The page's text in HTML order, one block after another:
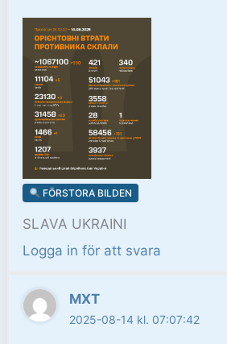
FÖRSTORA BILDEN
SLAVA UKRAINI
Logga in för att svara
MXT
2025-08-14 kl. 07:07:42